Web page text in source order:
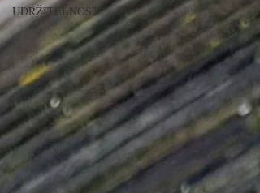
UDRŽITELNOST